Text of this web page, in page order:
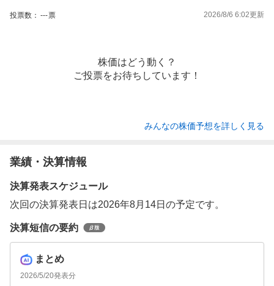
投票数： ---票 2026/8/6 6:02更新
株価はどう動く？
ご投票をお待ちしています！
みんなの株価予想を詳しく見る
業績・決算情報
決算発表スケジュール
次回の決算発表日は2026年8月14日の予定です。
決算短信の要約
まとめ
2026/5/20発表分